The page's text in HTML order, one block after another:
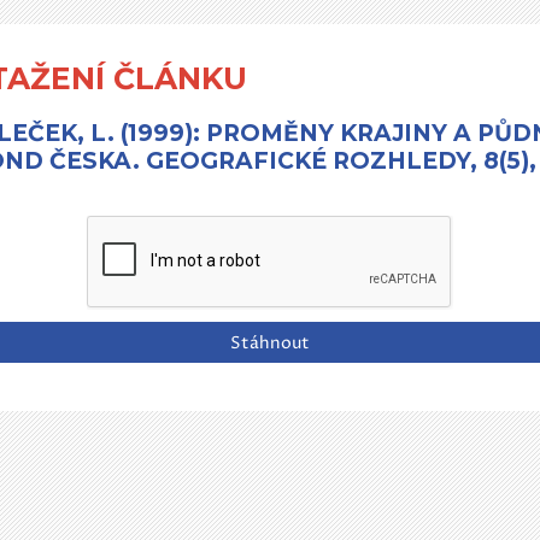
ČLÁNKU
L. (1999): PROMĚNY KRAJINY A
ČESKA. GEOGRAFICKÉ ROZHLEDY,